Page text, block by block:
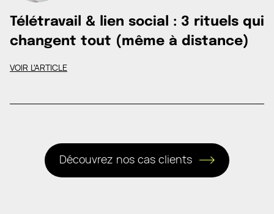
Télétravail & lien social : 3 rituels qui
changent tout (même à distance)
VOIR L'ARTICLE
Découvrez nos cas clients